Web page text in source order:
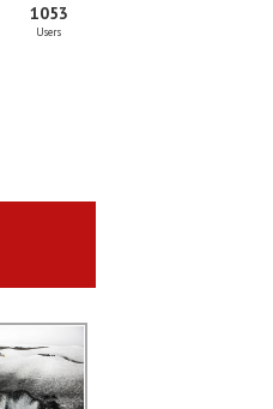
1053
Users